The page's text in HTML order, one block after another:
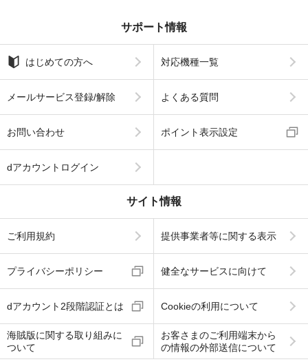
サポート情報
はじめての方へ 対応機種一覧
メールサービス登録/解除 よくある質問
お問い合わせ ポイント表示設定
dアカウントログイン
サイト情報
ご利用規約 提供事業者等に関する表示
プライバシーポリシー 健全なサービスに向けて
dアカウント2段階認証とは Cookieの利用について
海賊版に関する取り組みに
ついて
お客さまのご利用端末から
の情報の外部送信について